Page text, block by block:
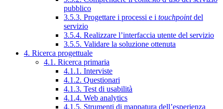
pubblico
3.5.3. Progettare i processi e i touchpointdel
servizio
3.5.4. Realizzare l’interfaccia utente del servizio
3.5.5. Validare la soluzione ottenuta
4. Ricerca progettuale
4.1. Ricerca primaria
4.1.1. Interviste
4.1.2. Questionari
4.1.3. Test di usabilità
4.1.4. Web analytics
4.1.5. Strumenti di mappatura dell’esperienza